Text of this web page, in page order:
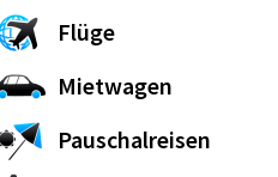
Flüge
Mietwagen
Pauschalreisen